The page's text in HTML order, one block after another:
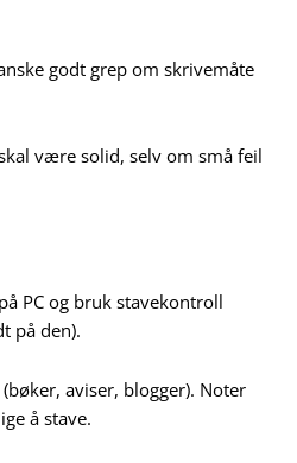
godt grep om skrivemåte
være solid, selv om små feil
PC og bruk stavekontroll
på den).
aviser, blogger). Noter
å stave.